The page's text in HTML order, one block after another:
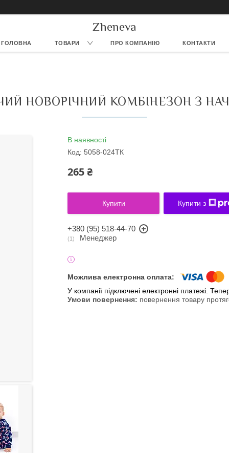
Zheneva
ГОЛОВНА ТОВАРИ ПРО КОМПАНІЮ КОНТАКТИ
НОВОРІЧНИЙ КОМБІНЕЗОН З
В наявності
Код: 5058-024ТК
265 ₴
Купити Купити з
+380 (95) 518-44-70
1 Менеджер
У компанії підключені електронні платежі.
повернення товару